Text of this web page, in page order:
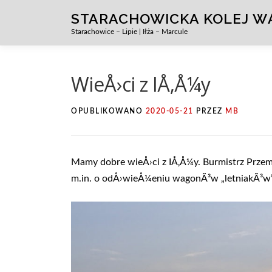
STARACHOWICKA KOLEJ
Starachowice – Lipie | Iłża – Marcule
WieÅ›ci z IÅ‚Å¼y
OPUBLIKOWANO 2020-05-21 PRZEZ MB
Mamy dobre wieÅ›ci z IÅ‚Å¼y. Burmistrz
m.in. o odÅ›wieÅ¼eniu wagonÃ³w